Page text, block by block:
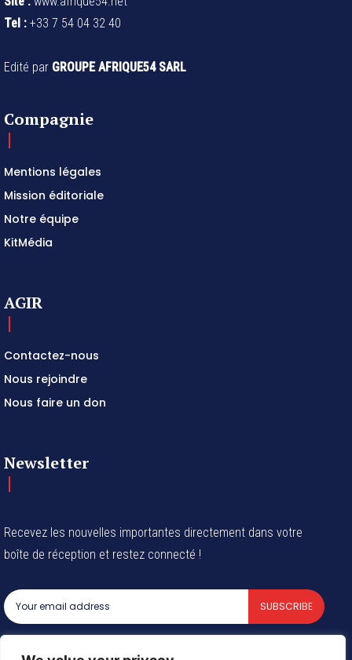
Tel : +33 7 54 04 32 40
Edité par GROUPE AFRIQUE54 SARL
Compagnie
Mentions légales
Mission éditoriale
Notre équipe
KitMédia
AGIR
Contactez-nous
Nous rejoindre
Nous faire un don
Newsletter
Recevez les nouvelles importantes directement dans votre
boîte de réception et restez connecté !
SUBSCRIBE